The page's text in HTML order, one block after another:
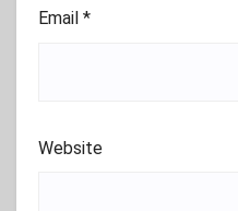
Email *
Website